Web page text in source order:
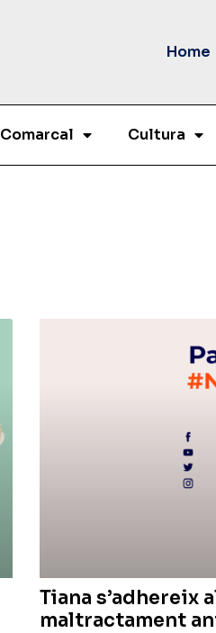
Home
Comarcal Cultura
Tiana s’adhereix
maltractament